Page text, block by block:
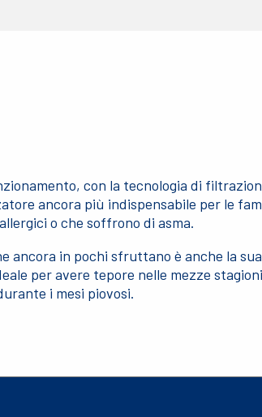
con la tecnologia di
ancora più indispensabile per le
o che soffrono di asma.
ancora in pochi sfruttano è anche la
per avere tepore nelle mezze
i mesi piovosi.